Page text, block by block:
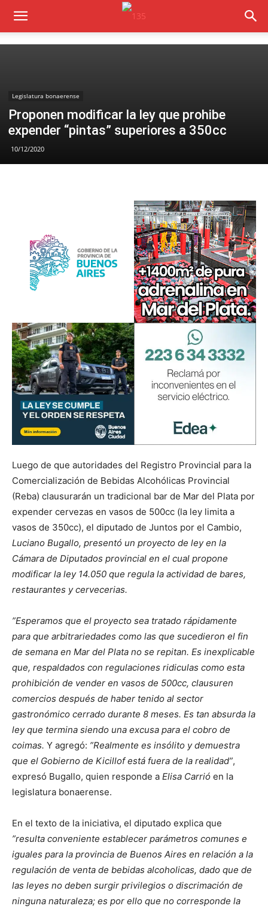
Legislatura bonaerense
Proponen modificar la ley que prohibe
expender “pintas” superiores a 350cc
10/12/2020
Luego de que autoridades del Registro Provincial para la
Comercialización de Bebidas Alcohólicas Provincial
(Reba) clausurarán un tradicional bar de Mar del Plata por
expender cervezas en vasos de 500cc (la ley limita a
vasos de 350cc), el diputado de Juntos por el Cambio,
Luciano Bugallo, presentó un proyecto de ley en la
Cámara de Diputados provincial en el cual propone
modificar la ley 14.050 que regula la actividad de bares,
restaurantes y cervecerias.
”Esperamos que el proyecto sea tratado rápidamente
para que arbitrariedades como las que sucedieron el fin
de semana en Mar del Plata no se repitan. Es inexplicable
que, respaldados con regulaciones ridiculas como esta
prohibición de vender en vasos de 500cc, clausuren
comercios después de haber tenido al sector
gastronómico cerrado durante 8 meses. Es tan absurda la
ley que termina siendo una excusa para el cobro de
coimas. Y agregó: ”Realmente es insólito y demuestra
que el Gobierno de Kicillof está fuera de la realidad”,
expresó Bugallo, quien responde a Elisa Carrió en la
legislatura bonaerense.
En el texto de la iniciativa, el diputado explica que
”resulta conveniente establecer parámetros comunes e
iguales para la provincia de Buenos Aires en relación a la
regulación de venta de bebidas alcoholicas, dado que de
las leyes no deben surgir privilegios o discrimación de
ninguna naturaleza; es por ello que no corresponde la